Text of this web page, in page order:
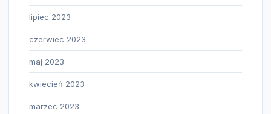
lipiec 2023
czerwiec 2023
maj 2023
kwiecień 2023
marzec 2023